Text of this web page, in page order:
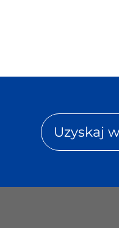
Uzyskaj